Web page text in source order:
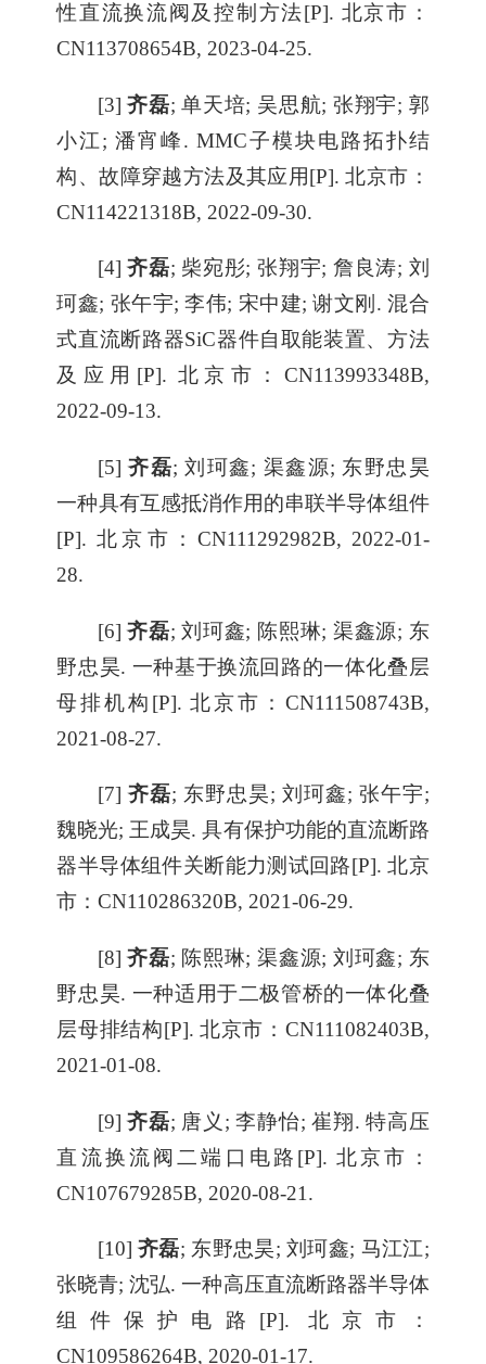
性直流换流阀及控制方法[P]. 北京市：
CN113708654B, 2023-04-25.
[3]齐磊; 单天培; 吴思航; 张翔宇; 郭
小江; 潘宵峰. MMC子模块电路拓扑结
构、故障穿越方法及其应用[P]. 北京市：
CN114221318B, 2022-09-30.
[4] 齐磊; 柴宛彤; 张翔宇; 詹良涛; 刘
珂鑫; 张午宇; 李伟; 宋中建; 谢文刚. 混合
式直流断路器SiC器件自取能装置、方法
及应用[P]. 北京市：CN113993348B,
2022-09-13.
[5]齐磊; 刘珂鑫; 渠鑫源; 东野忠昊
一种具有互感抵消作用的串联半导体组件
[P]. 北京市：CN111292982B, 2022-01-
28.
[6]齐磊; 刘珂鑫; 陈熙琳; 渠鑫源; 东
野忠昊. 一种基于换流回路的一体化叠层
母排机构[P]. 北京市：CN111508743B,
2021-08-27.
[7]齐磊; 东野忠昊; 刘珂鑫; 张午宇;
魏晓光; 王成昊. 具有保护功能的直流断路
器半导体组件关断能力测试回路[P]. 北京
市：CN110286320B, 2021-06-29.
[8]齐磊; 陈熙琳; 渠鑫源; 刘珂鑫; 东
野忠昊. 一种适用于二极管桥的一体化叠
层母排结构[P]. 北京市：CN111082403B,
2021-01-08.
[9]齐磊; 唐义; 李静怡; 崔翔. 特高压
直流换流阀二端口电路[P]. 北京市：
CN107679285B, 2020-08-21.
[10]齐磊; 东野忠昊; 刘珂鑫; 马江江;
张晓青; 沈弘. 一种高压直流断路器半导体
组件保护电路[P]. 北京市：
CN109586264B, 2020-01-17.